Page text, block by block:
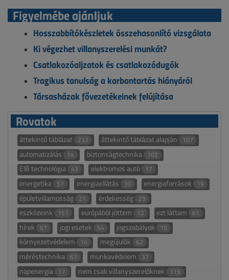
Figyelmébe ajánljuk
Hosszabbítókészletek összehasonlító vizsgálata
Ki végezhet villanyszerelési munkát?
Csatlakozóaljzatok és csatlakozódugók
Tragikus tanulság a karbantartás hiányáról
Társasházak fővezetékeinek felújítása
Rovatok
áttekintő táblázat 232 áttekintő táblázat alapján 107
automatizálás 14 biztonságtechnika 102
EIB technológia 43 elektromos autó 17
energetika 57 energiaellátás 30 energiaforrások 19
épületvillamosság 21 érdekesség 29
eszközeink 151 európából jöttem 12 ezt láttam 61
hírek 67 jogi esetek 54 jogszabályok 10
környezetvédelem 14 megújulók 62
méréstechnika 61 munkavédelem 37
napenergia 17 nem csak villanyszerelőknek 119